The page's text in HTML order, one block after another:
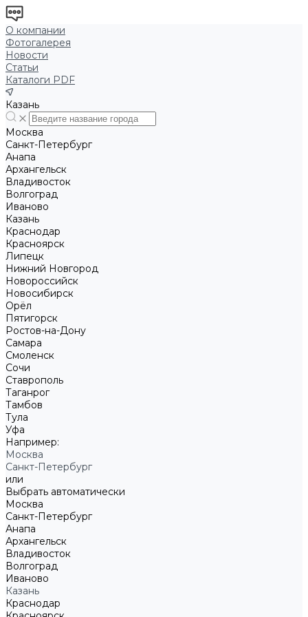
О компании
Фотогалерея
Новости
Статьи
Каталоги PDF
Казань
Москва
Санкт-Петербург
Анапа
Архангельск
Владивосток
Волгоград
Иваново
Казань
Краснодар
Красноярск
Липецк
Нижний Новгород
Новороссийск
Новосибирск
Орёл
Пятигорск
Ростов-на-Дону
Самара
Смоленск
Сочи
Ставрополь
Таганрог
Тамбов
Тула
Уфа
Например:
Москва
Санкт-Петербург
или
Выбрать автоматически
Москва
Санкт-Петербург
Анапа
Архангельск
Владивосток
Волгоград
Иваново
Казань
Краснодар